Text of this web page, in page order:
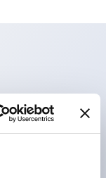
FA-Bereich